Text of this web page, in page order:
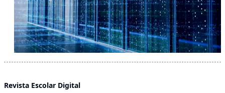
Revista Escolar Digital